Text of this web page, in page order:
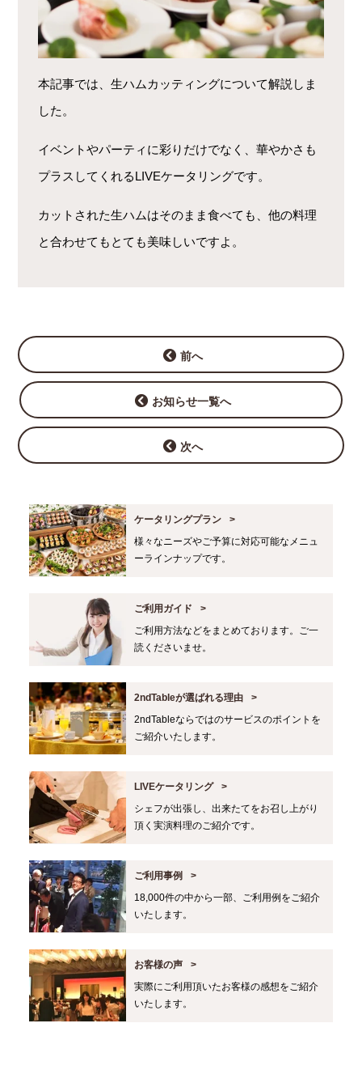
本記事では、生ハムカッティングについて解説しま
した。
イベントやパーティに彩りだけでなく、華やかさも
プラスしてくれるLIVEケータリングです。
カットされた生ハムはそのまま食べても、他の料理
と合わせてもとても美味しいですよ。
前へ
お知らせ一覧へ
次へ
ケータリングプラン
様々なニーズやご予算に対応可能なメニュ
ーラインナップです。
ご利用ガイド
ご利用方法などをまとめております。ご一
読くださいませ。
2ndTableが選ばれる理由
2ndTableならではのサービスのポイントを
ご紹介いたします。
LIVEケータリング
シェフが出張し、出来たてをお召し上がり
頂く実演料理のご紹介です。
ご利用事例
18,000件の中から一部、ご利用例をご紹介
いたします。
お客様の声
実際にご利用頂いたお客様の感想をご紹介
いたします。